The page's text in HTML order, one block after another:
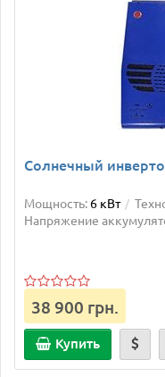
Солнечный
Мощность: 6 кВт
Напряжение
38 900 грн.
Купить